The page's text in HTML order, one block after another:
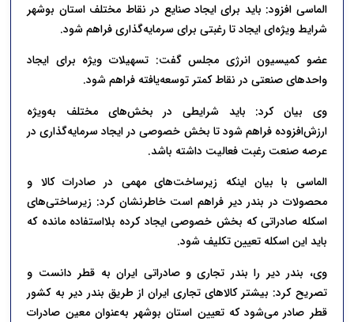
الماسی افزود: باید برای ایجاد صنایع در نقاط مختلف استان بوشهر
شرایط ویژه‌ای ایجاد تا رغبتی برای سرمایه‌گذاری فراهم شود.
عضو کمیسیون انرژی مجلس گفت: تسهیلات ویژه برای ایجاد
واحدهای صنعتی در نقاط کمتر توسعه‌یافته فراهم شود.
وی بیان کرد: باید شرایطی در بخش‌های مختلف به‌ویژه
ارزش‌افزوده فراهم شود تا بخش خصوصی در ایجاد سرمایه‌گذاری در
عرصه صنعت رغبت فعالیت داشته باشد.
الماسی با بیان اینکه زیرساخت‌های مهمی در صادرات کالا و
محصولات در بندر دیر فراهم است خاطرنشان کرد: زیرساختی‌های
اسکله صادراتی که بخش خصوصی ایجاد کرده بلااستفاده مانده که
باید این اسکله تعیین تکلیف شود.
وی، بندر دیر را بندر تجاری و صادراتی ایران به قطر دانست و
تصریح کرد: بیشتر کالاهای تجاری ایران از طریق بندر دیر به کشور
قطر صادر می‌شود که تعیین استان بوشهر به‌عنوان معین صادرات